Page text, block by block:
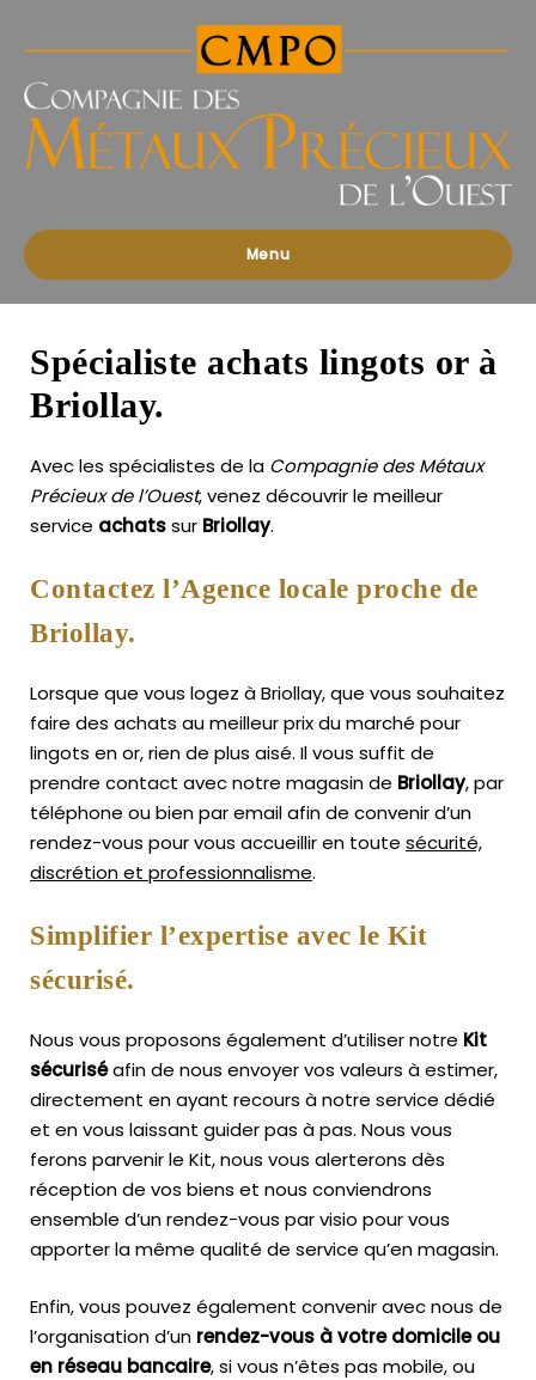
des
Précieux
l'Ouest
Menu
Spécialiste achats lingots or à
Briollay.
Avec les spécialistes de la Compagnie des Métaux
Précieux de l’Ouest, venez découvrir le meilleur
service achatssur Briollay.
Contactez l’Agence locale proche de
Briollay.
Lorsque que vous logez à Briollay, que vous souhaitez
faire des achats au meilleur prix du marché pour
lingots en or, rien de plus aisé. Il vous suffit de
prendre contact avec notre magasin de Briollay, par
téléphone ou bien par email afin de convenir d’un
rendez-vous pour vous accueillir en toute sécurité,
discrétion et professionnalisme.
Simplifier l’expertise avec le Kit
sécurisé.
Nous vous proposons également d’utiliser notre Kit
sécuriséafin de nous envoyer vos valeurs à estimer,
directement en ayant recours à notre service dédié
et en vous laissant guider pas à pas. Nous vous
ferons parvenir le Kit, nous vous alerterons dès
réception de vos biens et nous conviendrons
ensemble d’un rendez-vous par visio pour vous
apporter la même qualité de service qu’en magasin.
Enfin, vous pouvez également convenir avec nous de
l’organisation d’un rendez-vous à votre domicile ou
en réseau bancaire, si vous n’êtes pas mobile, ou